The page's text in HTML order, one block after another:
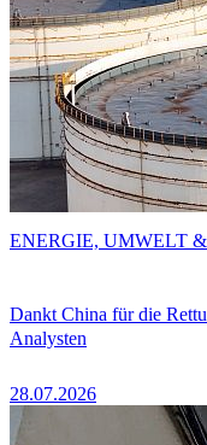
Dankt China für die
Analysten
28.07.2026
ENERGIE, UMWELT